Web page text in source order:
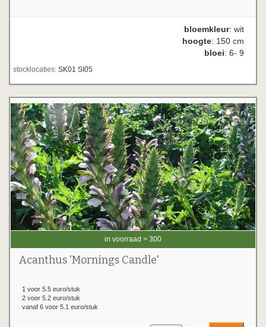
bloemkleur: wit
hoogte: 150 cm
bloei: 6- 9
stocklocaties: SK01 SI05
in voorraad > 300
Acanthus 'Mornings Candle'
1 voor 5.5 euro/stuk
2 voor 5.2 euro/stuk
vanaf 6 voor 5.1 euro/stuk